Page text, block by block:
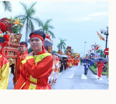
Công nghệ
Sành điệu
Tin Công nghệ
Trải nghiệm
Chuyển đổi số